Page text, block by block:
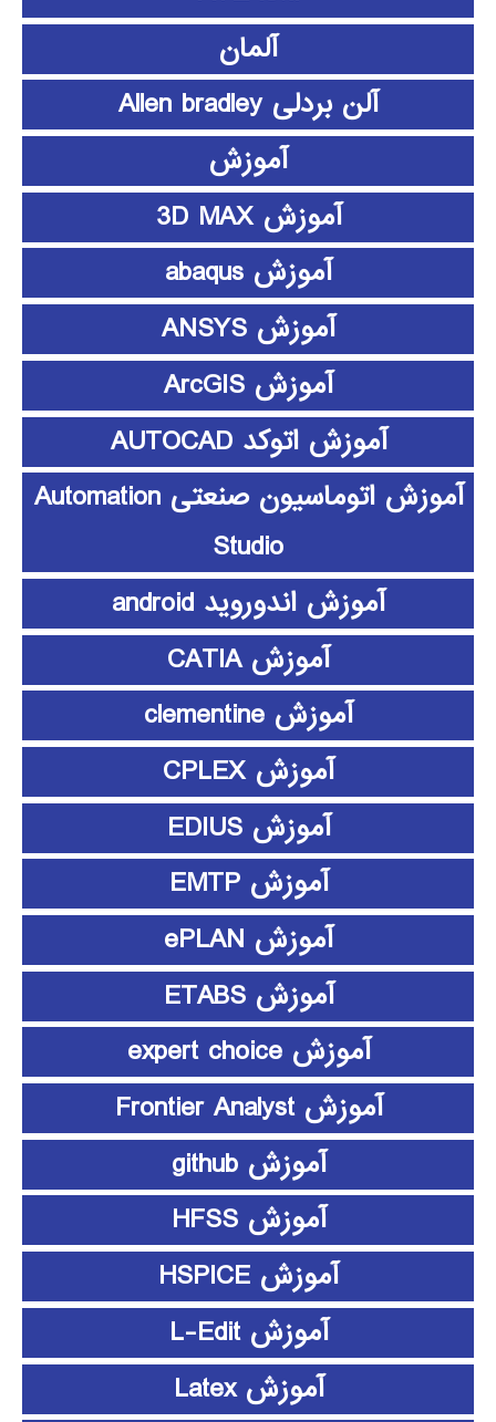
آلمان
آلن بردلی Allen bradley
آموزش
آموزش 3D MAX
آموزش abaqus
آموزش ANSYS
آموزش ArcGIS
آموزش اتوکد AUTOCAD
آموزش اتوماسیون صنعتی Automation
Studio
آموزش اندوروید android
آموزش CATIA
آموزش clementine
آموزش CPLEX
آموزش EDIUS
آموزش EMTP
آموزش ePLAN
آموزش ETABS
آموزش expert choice
آموزش Frontier Analyst
آموزش github
آموزش HFSS
آموزش HSPICE
آموزش L-Edit
آموزش Latex